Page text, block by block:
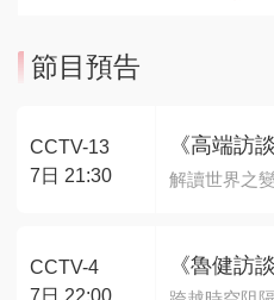
節目預告
CCTV-13
7日 21:30
《高端訪談
解讀世界之
CCTV-4
7日 22:00
《魯健訪談